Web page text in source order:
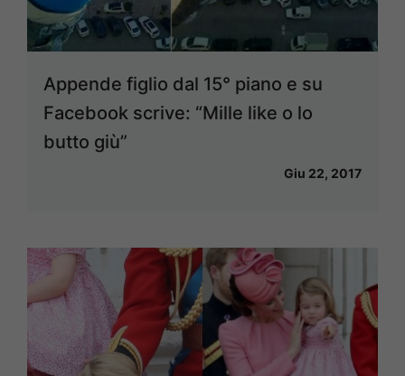
Appende figlio dal 15° piano e su
Facebook scrive: “Mille like o lo
butto giù”
Giu 22, 2017